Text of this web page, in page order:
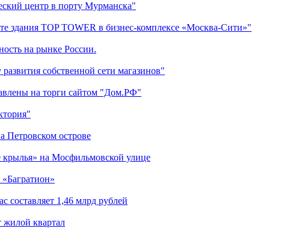
центр в порту Мурманска"
здания TOP TOWER в бизнес-комплексе «Москва-Сити»"
на рынке России.
собственной сети магазинов"
на торги сайтом "Дом.РФ"
Петровском острове
крылья» на Мосфильмовской улице
составляет 1,46 млрд рублей
жилой квартал